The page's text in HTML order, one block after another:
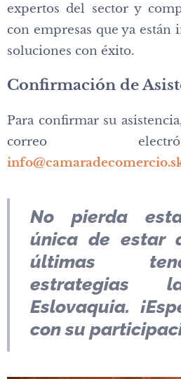
expertos del sector y
con empresas que ya están
soluciones con éxito.
Confirmación de
Para confirmar su
correo
No pierda
única de estar
últimas
estrategias
Eslovaquia.
con su